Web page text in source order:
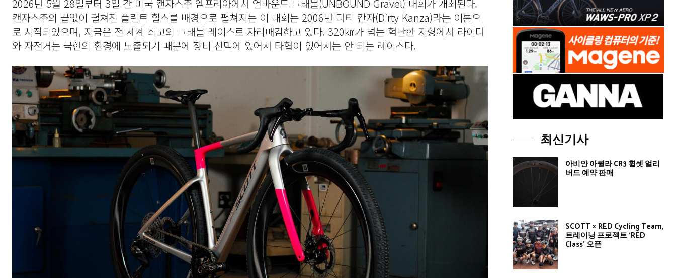
2026년 5월 28일부터 3일 간 미국 캔자스주 엠포리아에서 언바운드 그래블(UNBOUND Gravel) 대회가 개최된다.
캔자스주의 끝없이 펼쳐진 플린트 힐스를 배경으로 펼쳐지는 이 대회는 2006년 더티 칸자(Dirty Kanza)라는 이름으
로 시작되었으며, 지금은 전 세계 최고의 그래블 레이스로 자리매김하고 있다. 320㎞가 넘는 험난한 지형에서 라이더
와 자전거는 극한의 환경에 노출되기 때문에 장비 선택에 있어서 타협이 있어서는 안 되는 레이스다.
최신기사
아비안 아퀼라 CR3 휠셋 얼리
버드 예약 판매
SCOTT × RED Cycling Team,
트레이닝 프로젝트 ‘RED
Class’ 오픈